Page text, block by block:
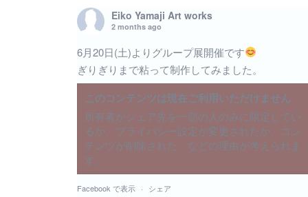
Eiko Yamaji Art works
2 months ago
6月20日(土)よりグループ展開催です
ぎりぎりまで粘って制作してみました。
このコンテンツは現在ご利用いただけません
所有者がシェア先を一部の人のみに限定してい
るか、プライバシー設定が変更されたか、コン
テンツが削除された、などの理由が考えられま
す。
Facebook で表示 · シェア